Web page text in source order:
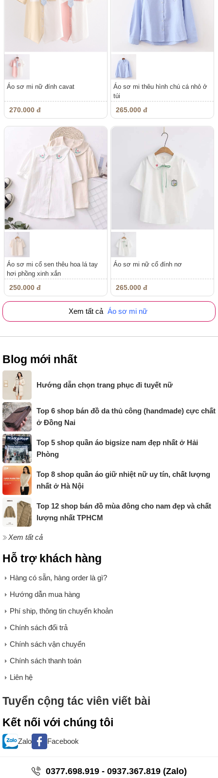
Áo sơ mi nữ đính cavat
270.000 đ
Áo sơ mi thêu hình chú cá nhỏ ở
túi
265.000 đ
Áo sơ mi cổ sen thêu hoa lá tay
hơi phồng xinh xắn
250.000 đ
Áo sơ mi nữ cổ đính nơ
265.000 đ
Xem tất cả Áo sơ mi nữ
Blog mới nhất
Hướng dẫn chọn trang phục đi tuyết nữ
Top 6 shop bán đồ da thủ công (handmade) cực chất
ở Đồng Nai
Top 5 shop quần áo bigsize nam đẹp nhất ở Hải
Phòng
Top 8 shop quần áo giữ nhiệt nữ uy tín, chất lượng
nhất ở Hà Nội
Top 12 shop bán đồ mùa đông cho nam đẹp và chất
lượng nhất TPHCM
Xem tất cả
Hỗ trợ khách hàng
Hàng có sẵn, hàng order là gì?
Hướng dẫn mua hàng
Phí ship, thông tin chuyển khoản
Chính sách đổi trả
Chính sách vận chuyển
Chính sách thanh toán
Liên hệ
Tuyển cộng tác viên viết bài
Kết nối với chúng tôi
Zalo Facebook
0377.698.919 - 0937.367.819 (Zalo)